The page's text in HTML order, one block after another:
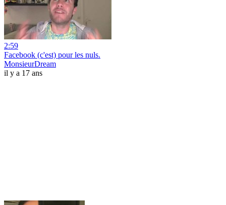
2:59
Facebook (c'est) pour les nuls.
MonsieurDream
il y a 17 ans